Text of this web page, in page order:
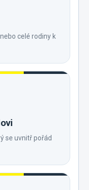
celé rodiny k
se uvnitř pořád